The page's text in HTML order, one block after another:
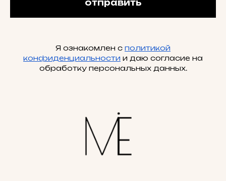
отправить
Я ознакомлен с политикой
конфиденциальности и даю согласие на
обработку персональных данных.